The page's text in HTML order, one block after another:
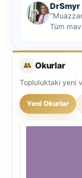
DrSmyr
Tüm
👥 Okurlar
Topluluktaki yeni
Yeni Okurlar